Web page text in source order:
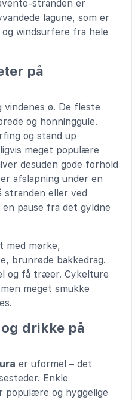
stranden er
lagune, som er
windsurfere fra hele
på
vindenes ø. De fleste
og honninggule.
og stand up
meget populære
desuden gode forhold
afslapning under en
stranden eller ved
pause fra det gyldne
med mørke,
brunrøde bakkedrag.
og få træer. Cykelture
meget smukke
drikke på
er uformel – det
Enkle
populære og hyggelige